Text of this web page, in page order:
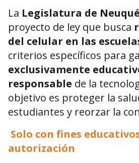
La Legislatura de
proyecto de ley que busca
del celular en las
criterios específicos para
exclusivamente
responsable de la
objetivo es proteger la
estudiantes y reorzar la
Solo con fines
autorización